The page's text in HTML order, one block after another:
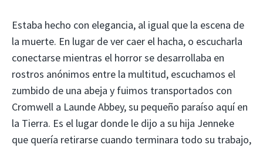
Estaba hecho con elegancia, al igual que la escena de
la muerte. En lugar de ver caer el hacha, o escucharla
conectarse mientras el horror se desarrollaba en
rostros anónimos entre la multitud, escuchamos el
zumbido de una abeja y fuimos transportados con
Cromwell a Launde Abbey, su pequeño paraíso aquí en
la Tierra. Es el lugar donde le dijo a su hija Jenneke
que quería retirarse cuando terminara todo su trabajo,